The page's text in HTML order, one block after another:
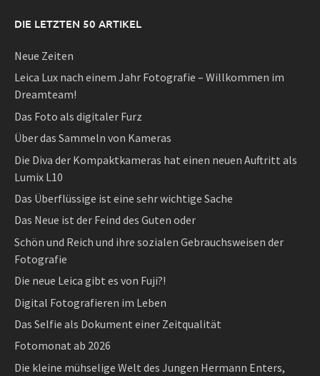
DIE LETZTEN 50 ARTIKEL
Neue Zeiten
Leica Lux nach einem Jahr Fotografie – Willkommen im
Dreamteam!
Das Foto als digitaler Furz
Über das Sammeln von Kameras
Die Diva der Kompaktkameras hat einen neuen Auftritt als
Lumix L10
Das Überflüssige ist eine sehr wichtige Sache
Das Neue ist der Feind des Guten oder
Schön und Reich und ihre sozialen Gebrauchsweisen der
Fotografie
Die neue Leica gibt es von Fuji?!
Digital Fotografieren im Leben
Das Selfie als Dokument einer Zeitqualität
Fotomonat ab 2026
Die kleine mühselige Welt des Jungen Hermann Enters,